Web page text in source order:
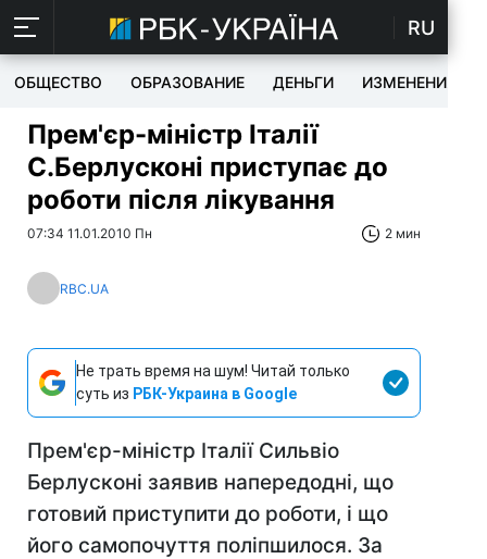
RU
ОБЩЕСТВО ОБРАЗОВАНИЕ ДЕНЬГИ ИЗМЕНЕНИЯ
Прем'єр-міністр Італії
С.Берлусконі приступає до
роботи після лікування
07:34 11.01.2010 Пн 2 мин
RBC.UA
Не трать время на шум! Читай только
суть из РБК-Украина в Google
Прем'єр-міністр Італії Сильвіо
Берлусконі заявив напередодні, що
готовий приступити до роботи, і що
його самопочуття поліпшилося. За